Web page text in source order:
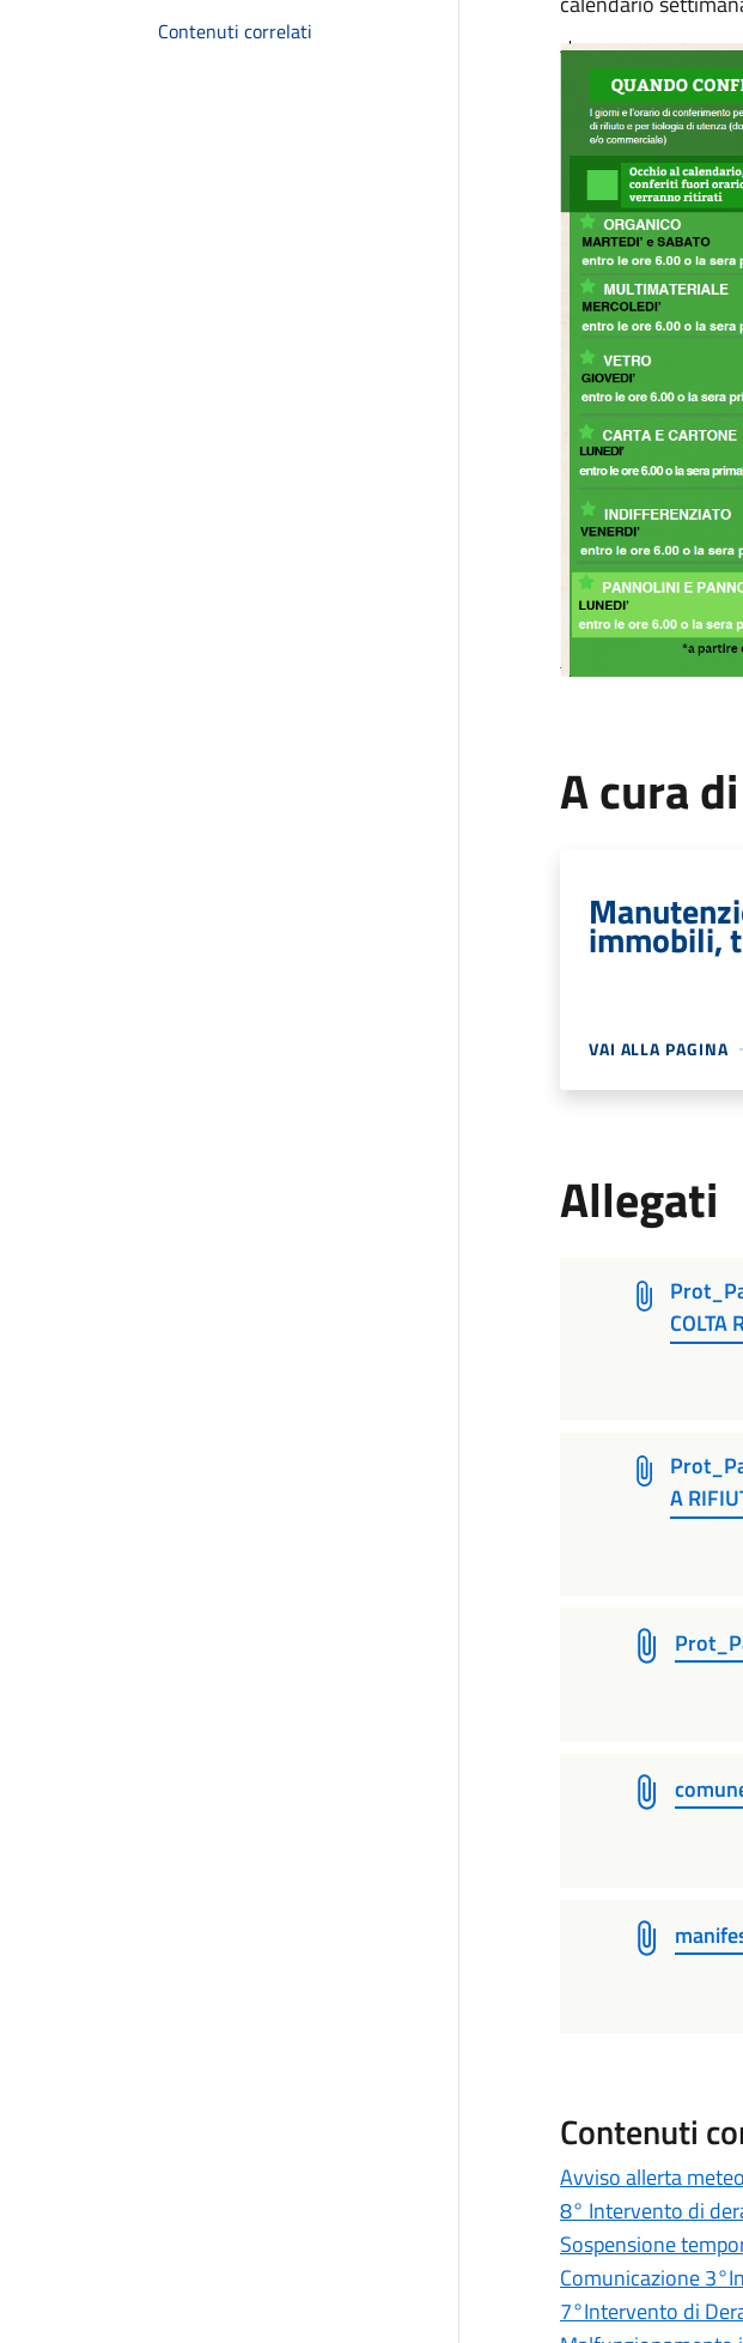
Contenuti correlati
A cura di
immobili,
VAI ALLA PAGINA
Allegati
COLTA
A
Contenuti
Avviso allerta
8° Intervento di
Sospensione
Comunicazione
7°Intervento di